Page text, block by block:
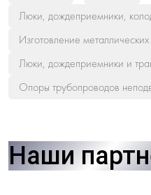
Люки, дождеприемники,
Изготовление
Люки, дождеприемники и
Опоры трубопроводов
Наши